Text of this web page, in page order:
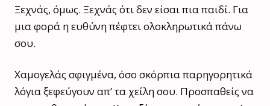
Ξεχνάς, όμως. Ξεχνάς ότι δεν είσαι πια παιδί. Για
μια φορά η ευθύνη πέφτει ολοκληρωτικά πάνω
σου.
Χαμογελάς σφιγμένα, όσο σκόρπια παρηγορητικά
λόγια ξεφεύγουν απ’ τα χείλη σου. Προσπαθείς να